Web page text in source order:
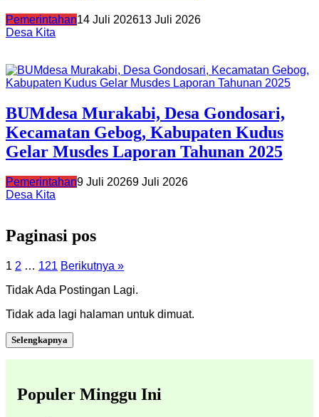
Pemerintahan14 Juli 202613 Juli 2026
Desa Kita
BUMdesa Murakabi, Desa Gondosari,
Kecamatan Gebog, Kabupaten Kudus
Gelar Musdes Laporan Tahunan 2025
Pemerintahan9 Juli 20269 Juli 2026
Desa Kita
Paginasi pos
1 2 … 121 Berikutnya »
Tidak Ada Postingan Lagi.
Tidak ada lagi halaman untuk dimuat.
Selengkapnya
Populer Minggu Ini